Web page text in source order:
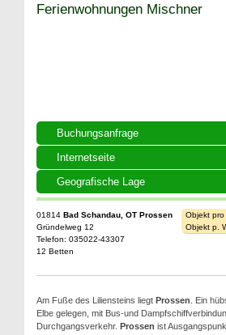
Buchungsanfrage
Internetseite
Geografische Lage
Ferienwohnungen Mischner
01814 Bad Schandau, OT Prossen
Gründelweg 12
Telefon: 035022-43307
12 Betten
Objekt pro
Objekt p.
Am Fuße des Liliensteins liegt Prossen . Ein
Elbe gelegen, mit Bus-und
Durchgangsverkehr. Prossen ist